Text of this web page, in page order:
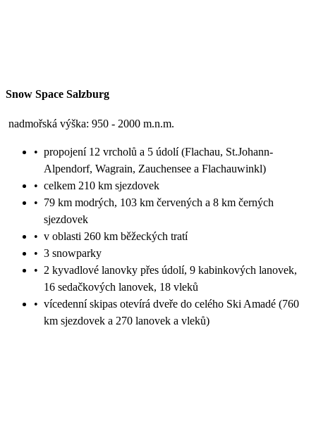
Snow Space Salzburg
nadmořská výška: 950 - 2000 m.n.m.
• propojení 12 vrcholů a 5 údolí (Flachau, St.Johann-
Alpendorf, Wagrain, Zauchensee a Flachauwinkl)
• celkem 210 km sjezdovek
• 79 km modrých, 103 km červených a 8 km černých
sjezdovek
• v oblasti 260 km běžeckých tratí
• 3 snowparky
• 2 kyvadlové lanovky přes údolí, 9 kabinkových lanovek,
16 sedačkových lanovek, 18 vleků
• vícedenní skipas otevírá dveře do celého Ski Amadé (760
km sjezdovek a 270 lanovek a vleků)